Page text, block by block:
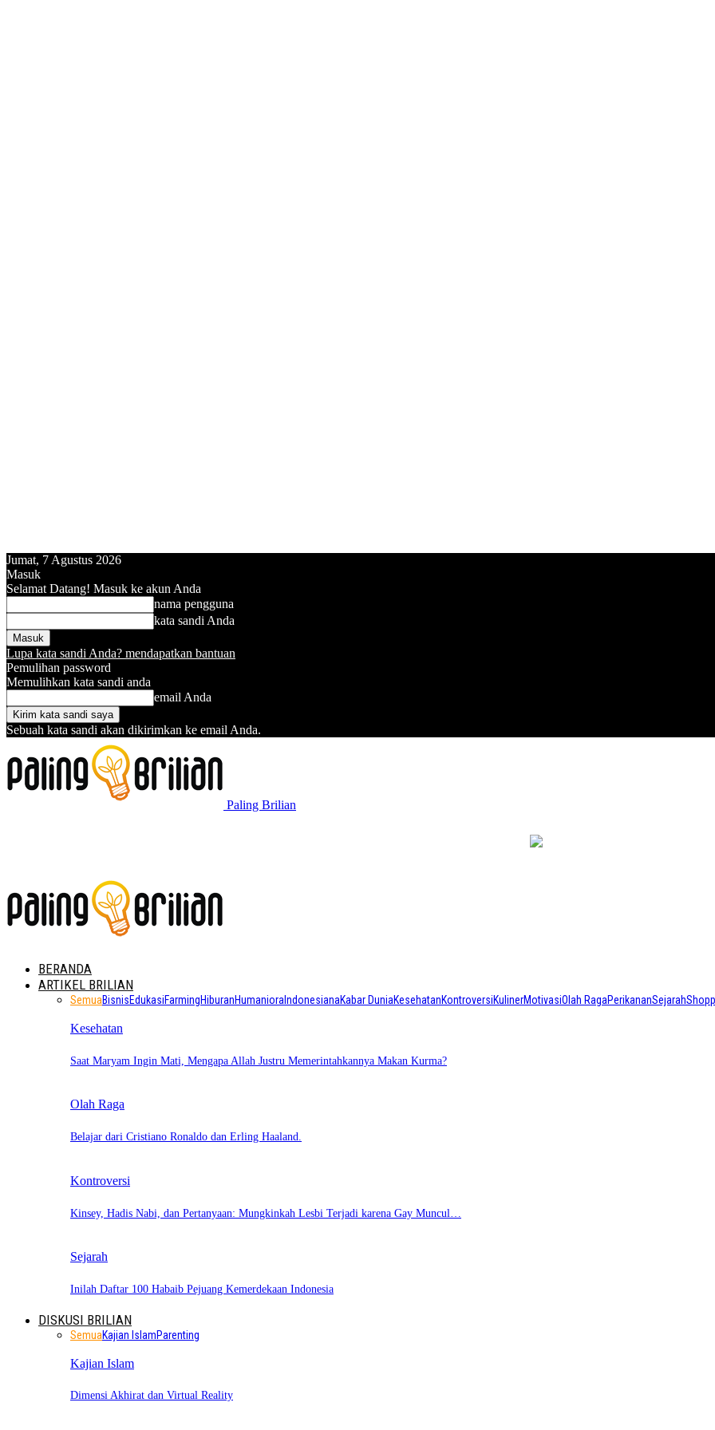
Jumat, 7 Agustus 2026
Masuk
Selamat Datang! Masuk ke akun Anda
nama pengguna
kata sandi Anda
Lupa kata sandi Anda? mendapatkan bantuan
Pemulihan password
Memulihkan kata sandi anda
email Anda
Sebuah kata sandi akan dikirimkan ke email Anda.
Paling Brilian
BERANDA
ARTIKEL BRILIAN
SemuaBisnisEdukasiFarmingHiburanHumaniora IndonesianaKabar DuniaKesehatanKontroversiKulinerMotivasiOlah RagaPerikananSejarah
Kesehatan
Saat Maryam Ingin Mati, Mengapa Allah Justru Memerintahkannya Makan Kurma?
Olah Raga
Belajar dari Cristiano Ronaldo dan Erling Haaland.
Kontroversi
Kinsey, Hadis Nabi, dan Pertanyaan: Mungkinkah Lesbi Terjadi karena Gay Muncul…
Sejarah
Inilah Daftar 100 Habaib Pejuang Kemerdekaan Indonesia
DISKUSI BRILIAN
SemuaKajian IslamParenting
Kajian Islam
Dimensi Akhirat dan Virtual Reality